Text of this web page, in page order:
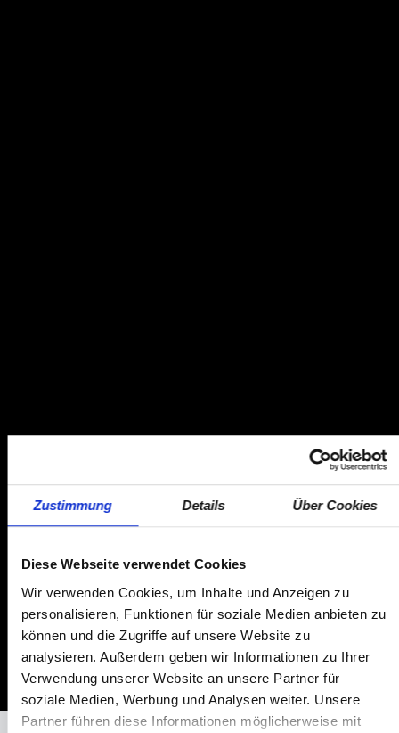
Zustimmung Details Über Cookies
Diese Webseite verwendet Cookies
Wir verwenden Cookies, um Inhalte und Anzeigen zu
personalisieren, Funktionen für soziale Medien anbieten zu
können und die Zugriffe auf unsere Website zu
analysieren. Außerdem geben wir Informationen zu Ihrer
Verwendung unserer Website an unsere Partner für
soziale Medien, Werbung und Analysen weiter. Unsere
Partner führen diese Informationen möglicherweise mit